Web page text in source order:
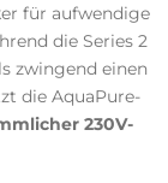
für aufwendige
die Series 2
zwingend einen
die AquaPure-
230V-